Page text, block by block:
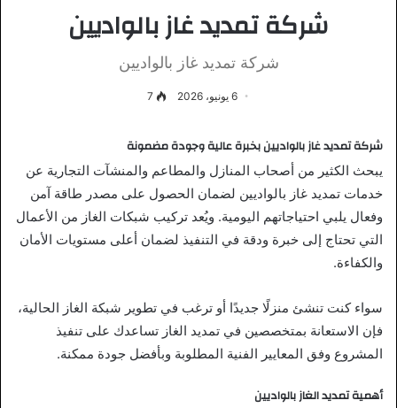
شركة تمديد غاز بالواديين
شركة تمديد غاز بالواديين
6 يونيو، 2026 7
شركة تمديد غاز بالواديين بخبرة عالية وجودة مضمونة
يبحث الكثير من أصحاب المنازل والمطاعم والمنشآت التجارية عن
خدمات تمديد غاز بالواديين لضمان الحصول على مصدر طاقة آمن
وفعال يلبي احتياجاتهم اليومية. ويُعد تركيب شبكات الغاز من الأعمال
التي تحتاج إلى خبرة ودقة في التنفيذ لضمان أعلى مستويات الأمان
والكفاءة.
سواء كنت تنشئ منزلًا جديدًا أو ترغب في تطوير شبكة الغاز الحالية،
فإن الاستعانة بمتخصصين في تمديد الغاز تساعدك على تنفيذ
المشروع وفق المعايير الفنية المطلوبة وبأفضل جودة ممكنة.
أهمية تمديد الغاز بالواديين